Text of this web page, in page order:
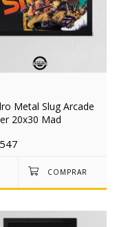
Metal Slug Arcade
20x30 Mad